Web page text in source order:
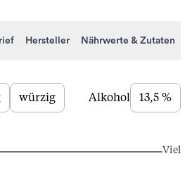
Hersteller Nährwerte & Zutaten
würzig Alkohol 13,5 %
Viel